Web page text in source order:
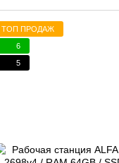
ТОП ПРОДАЖ
6
5